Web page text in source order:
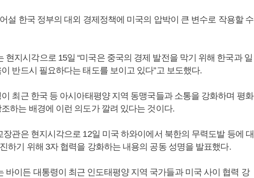
설 한국 정부의 대외 경제정책에 미국의 압박이 큰 변수로 작용할 수
현지시각으로 15일 “미국은 중국의 경제 발전을 막기 위해 한국과 일
반드시 필요하다는 태도를 보이고 있다”고 보도했다.
최근 한국 등 아시아태평양 지역 동맹국들과 소통을 강화하며 평화
하는 배경에 이런 의도가 깔려 있다는 것이다.
장관은 현지시각으로 12일 미국 하와이에서 북한의 무력도발 등에 대
하기 위해 3자 협력을 강화하는 내용의 공동 성명을 발표했다.
바이든 대통령이 최근 인도태평양 지역 국가들과 미국 사이 협력 강